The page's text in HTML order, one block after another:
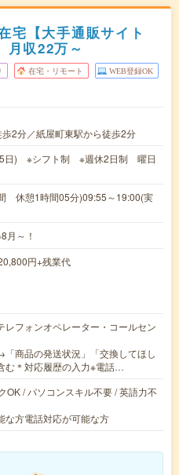
宅【大手通販サイト
月収22万～
在宅・リモート WEB登録OK
2分／紙屋町東駅から徒歩2分
5日) ※シフト制 ※週休2日制 曜日
休憩1時間05分)09:55～19:00(実
月～！
円+残業代
レフォンオペレーター・コールセン
商品の発送状況」「交換してほし
む＊対応履歴の入力※電話…
OK / パソコンスキル不要 / 英語力不
な方電話対応が可能な方